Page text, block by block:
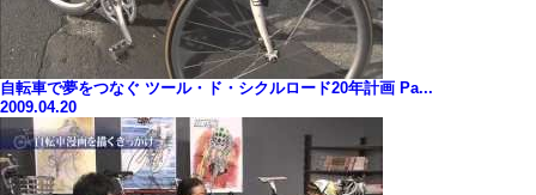
自転車で夢をつなぐ ツール・ド・シクルロード20年計画 Pa...
2009.04.20